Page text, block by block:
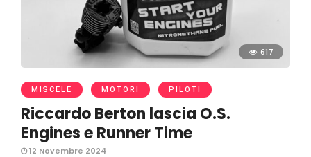
617
MISCELE MOTORI PILOTI
Riccardo Berton lascia O.S.
Engines e Runner Time
12 Novembre 2024